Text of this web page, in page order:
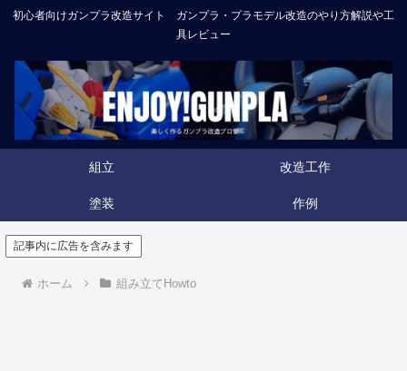
初心者向けガンプラ改造サイト ガンプラ・プラモデル改造のやり方解説や工
具レビュー
組立 改造工作
塗装 作例
記事内に広告を含みます
ホーム 組み立てHowto